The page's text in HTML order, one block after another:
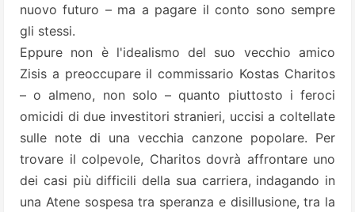
nuovo futuro – ma a pagare il conto sono sempre
gli stessi.
Eppure non è l'idealismo del suo vecchio amico
Zisis a preoccupare il commissario Kostas Charitos
– o almeno, non solo – quanto piuttosto i feroci
omicidi di due investitori stranieri, uccisi a coltellate
sulle note di una vecchia canzone popolare. Per
trovare il colpevole, Charitos dovrà affrontare uno
dei casi più difficili della sua carriera, indagando in
una Atene sospesa tra speranza e disillusione, tra la